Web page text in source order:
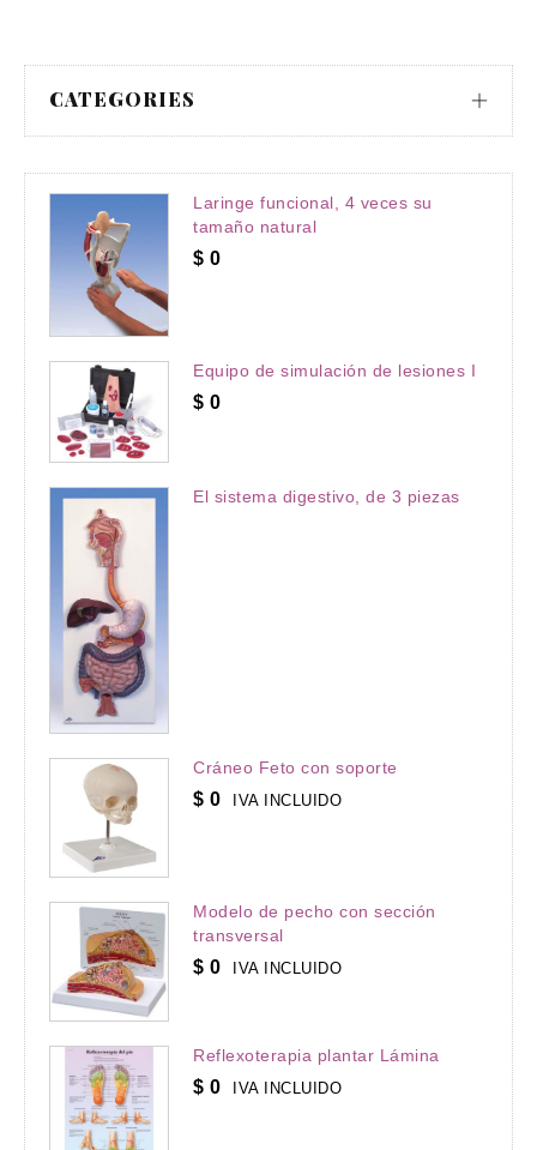
CATEGORIES
Laringe funcional, 4 veces su
tamaño natural
$ 0
Equipo de simulación de lesiones I
$ 0
El sistema digestivo, de 3 piezas
Cráneo Feto con soporte
$ 0 IVA INCLUIDO
Modelo de pecho con sección
transversal
$ 0 IVA INCLUIDO
Reflexoterapia plantar Lámina
$ 0 IVA INCLUIDO